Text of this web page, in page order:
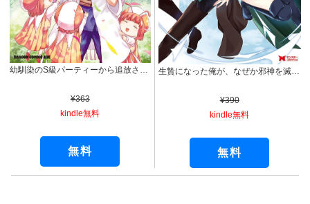
¥363
kindle無料
無料
¥390
kindle無料
無料